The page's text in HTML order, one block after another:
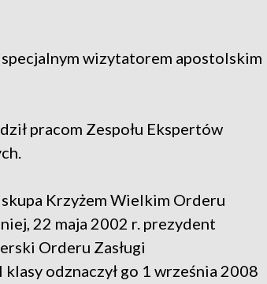
specjalnym wizytatorem apostolskim
pracom Zespołu Ekspertów
Krzyżem Wielkim Orderu
22 maja 2002 r. prezydent
Orderu Zasługi
odznaczył go 1 września 2008